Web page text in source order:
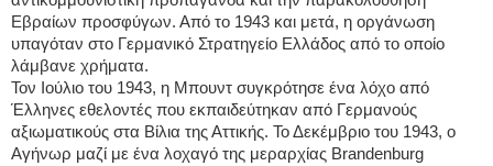
Εβραίων προσφύγων. Από το 1943 και μετά, η οργάνωση
υπαγόταν στο Γερμανικό Στρατηγείο Ελλάδος από το οποίο
λάμβανε χρήματα.
Τον Ιούλιο του 1943, η Μπουντ συγκρότησε ένα λόχο από
Έλληνες εθελοντές που εκπαιδεύτηκαν από Γερμανούς
αξιωματικούς στα Βίλια της Αττικής. Το Δεκέμβριο του 1943, ο
Αγήνωρ μαζί με ένα λοχαγό της μεραρχίας Brandenburg